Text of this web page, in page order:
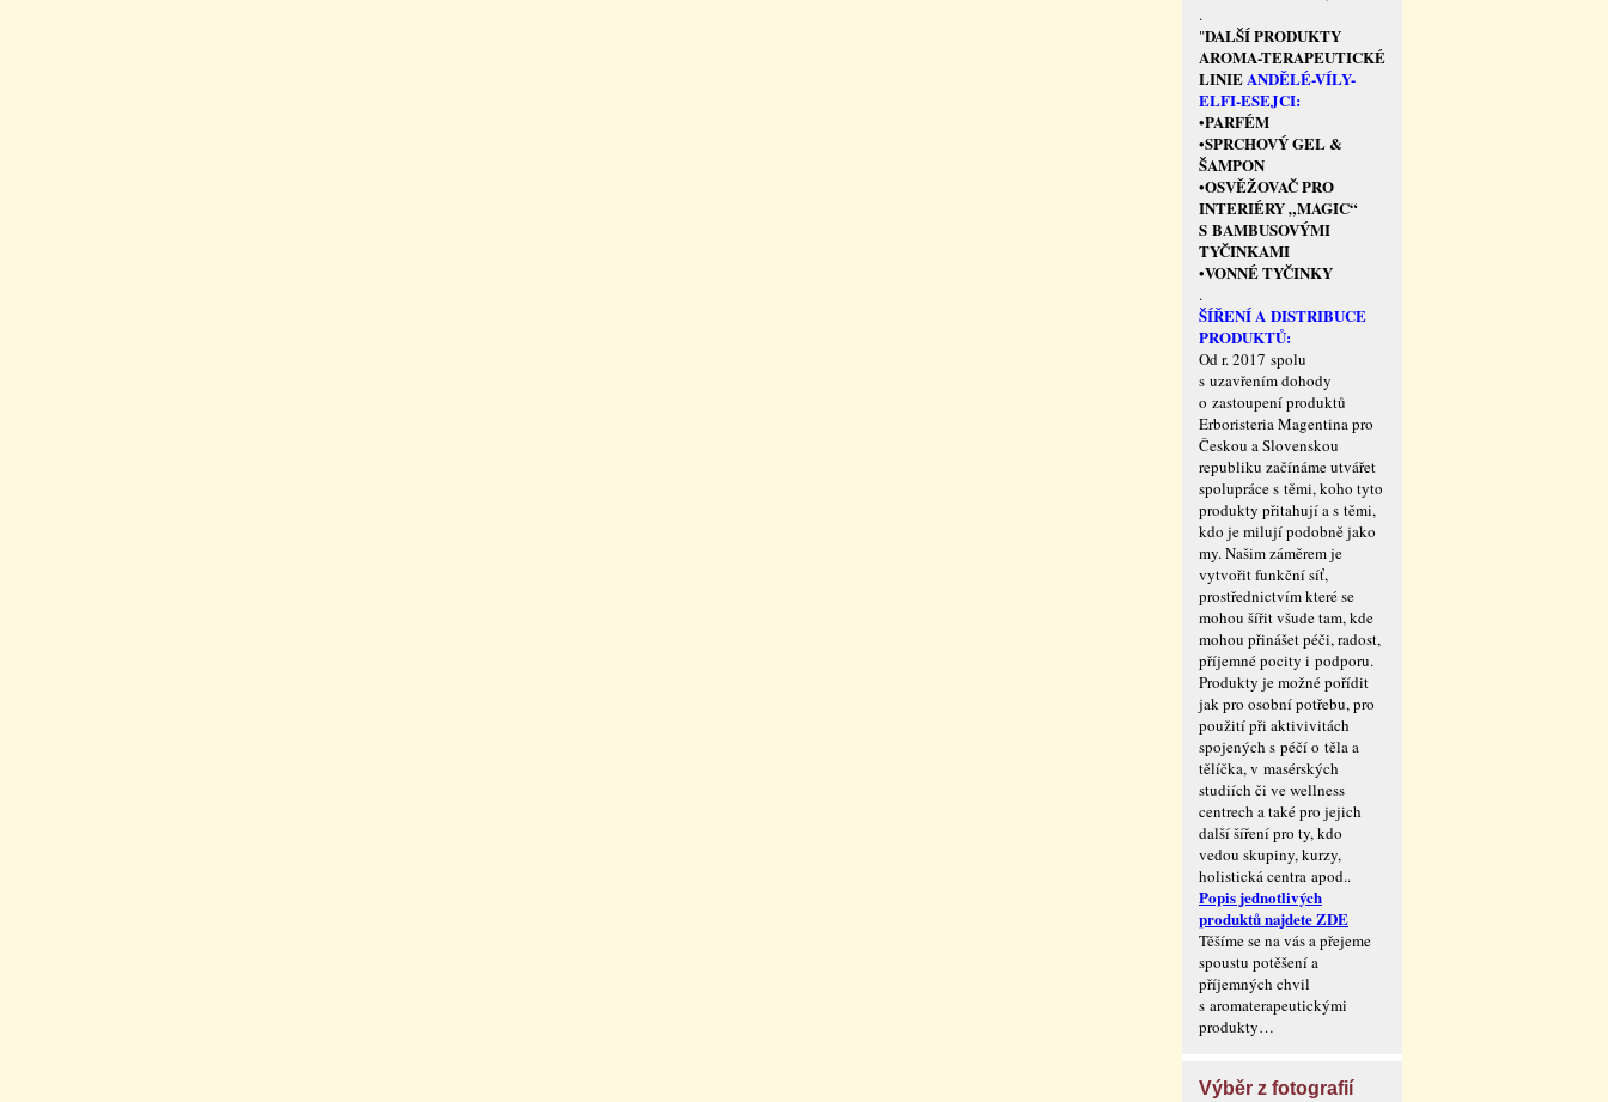
.
"DALŠÍ PRODUKTY
AROMA-TERAPEUTICKÉ
LINIEANDĚLÉ-VÍLY-
ELFI-ESEJCI:
•PARFÉM
•SPRCHOVÝ GEL &
ŠAMPON
•OSVĚŽOVAČ PRO
INTERIÉRY „MAGIC“
S BAMBUSOVÝMI
TYČINKAMI
•VONNÉ TYČINKY
.
ŠÍŘENÍ A DISTRIBUCE
PRODUKTŮ:
Od r. 2017 spolu
s uzavřením dohody
o zastoupení produktů
Erboristeria Magentina pro
Českou a Slovenskou
republiku začínáme utvářet
spolupráce s těmi, koho tyto
produkty přitahují a s těmi,
kdo je milují podobně jako
my. Našim záměrem je
vytvořit funkční síť,
prostřednictvím které se
mohou šířit všude tam, kde
mohou přinášet péči, radost,
příjemné pocity i podporu.
Produkty je možné pořídit
jak pro osobní potřebu, pro
použití při aktivivitách
spojených s péčí o těla a
tělíčka, v masérských
studiích či ve wellness
centrech a také pro jejich
další šíření pro ty, kdo
vedou skupiny, kurzy,
holistická centra apod..
Popis jednotlivých
produktů najdete ZDE
Těšíme se na vás a přejeme
spoustu potěšení a
příjemných chvil
s aromaterape­utickými
produkty…
Výběr z fotografií